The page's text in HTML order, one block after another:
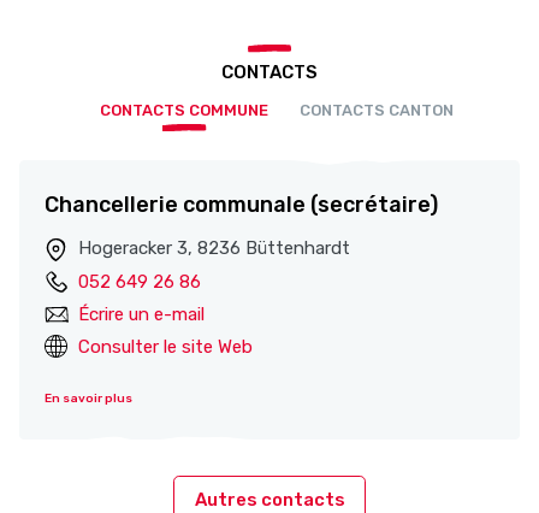
CONTACTS
CONTACTS COMMUNE CONTACTS CANTON
Chancellerie communale (secrétaire)
Hogeracker 3, 8236 Büttenhardt
052 649 26 86
Écrire un e-mail
Consulter le site Web
En savoir plus
Autres contacts